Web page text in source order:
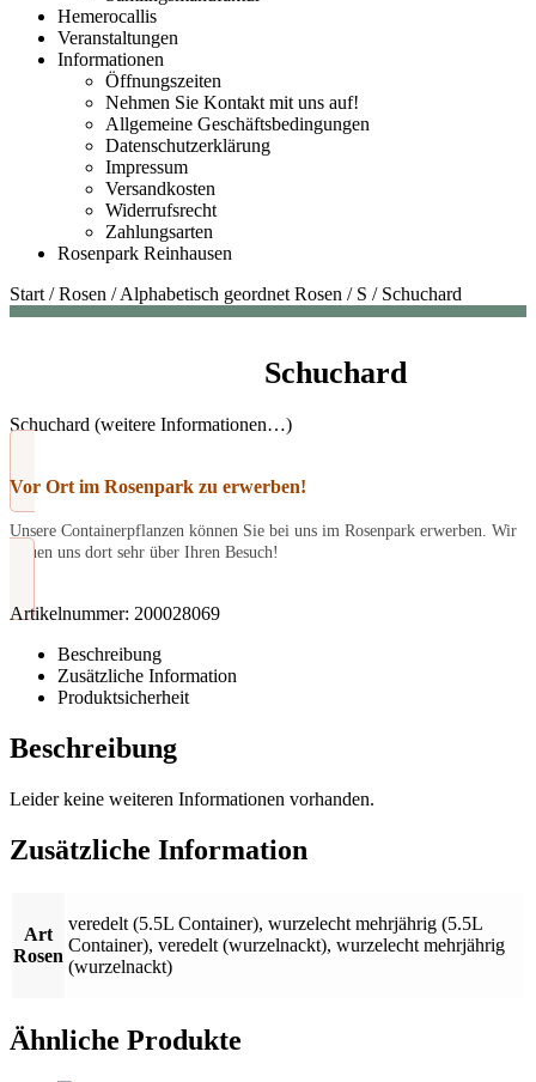
Hemerocallis
Veranstaltungen
Informationen
Öffnungszeiten
Nehmen Sie Kontakt mit uns auf!
Allgemeine Geschäftsbedingungen
Datenschutzerklärung
Impressum
Versandkosten
Widerrufsrecht
Zahlungsarten
Rosenpark Reinhausen
Start /Rosen /Alphabetisch geordnet Rosen / S / Schuchard
Schuchard
Schuchard (weitere Informationen…)
Vor Ort im Rosenpark zu erwerben!
Unsere Containerpflanzen können Sie bei uns im Rosenpark erwerben. Wir
freuen uns dort sehr über Ihren Besuch!
Artikelnummer: 200028069
Beschreibung
Zusätzliche Information
Produktsicherheit
Beschreibung
Leider keine weiteren Informationen vorhanden.
Zusätzliche Information
Art
Rosen
veredelt (5.5L Container), wurzelecht mehrjährig (5.5L
Container), veredelt (wurzelnackt), wurzelecht mehrjährig
(wurzelnackt)
Ähnliche Produkte